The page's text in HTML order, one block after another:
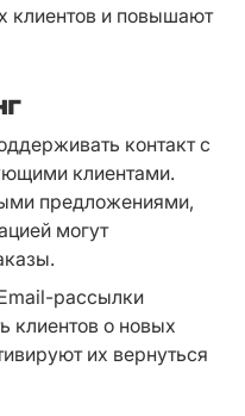
клиентов и повышают
контакт с
клиентами.
предложениями,
могут
рассылки
клиентов о новых
их вернуться